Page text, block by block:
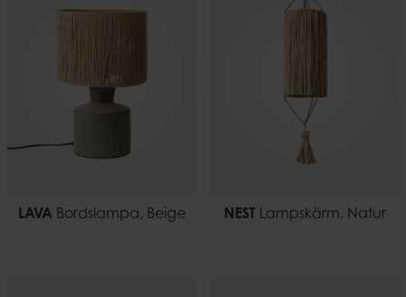
LAVA Bordslampa, Beige NEST Lampskärm, Natur